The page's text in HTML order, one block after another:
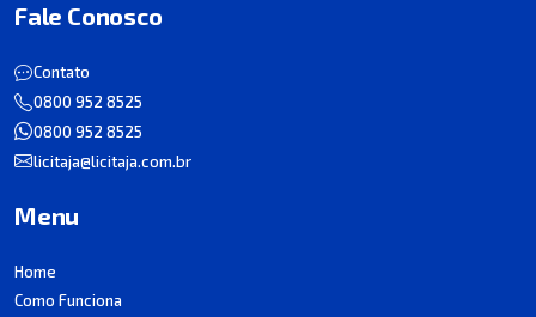
Fale Conosco
Contato
0800 952 8525
0800 952 8525
licitaja@licitaja.com.br
Menu
Home
Como Funciona